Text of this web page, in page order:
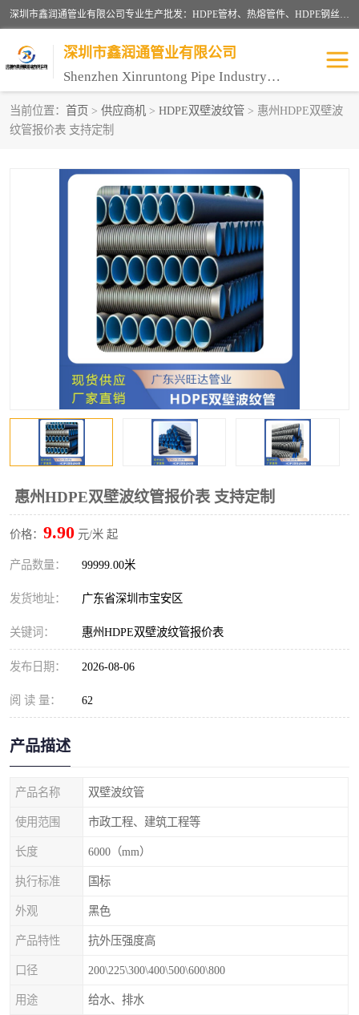
深圳市鑫润通管业有限公司专业生产批发：HDPE管材、热熔管件、HDPE钢丝骨架管、电熔管件、HDPE双壁波纹管、MPP电力管、井盖、PVC管材管件、PPR管材管件等；公司自创建以来，始终秉承“团结、务实、创新、守信”的服务宗旨，凭借专业的服务以及多年的勤奋拼搏，发展成为一家专业销售各种管材管件，绝缘电工套管及配件等系列产品的贸易公司。
深圳市鑫润通管业有限公司
Shenzhen Xinruntong Pipe Industry Co., Ltd
当前位置： 首页 > 供应商机 > HDPE双壁波纹管 > 惠州HDPE双壁波
纹管报价表 支持定制
惠州HDPE双壁波纹管报价表 支持定制
价格： 9.90 元/米 起
产品数量： 99999.00米
发货地址： 广东省深圳市宝安区
关键词： 惠州HDPE双壁波纹管报价表
发布日期： 2026-08-06
阅 读 量： 62
产品描述
产品名称 双壁波纹管
使用范围 市政工程、建筑工程等
长度 6000（mm）
执行标准 国标
外观 黑色
产品特性 抗外压强度高
口径 200\225\300\400\500\600\800
用途 给水、排水
HDPE管材给水管
HDPE双壁波纹管 HDPE电力通讯管
UPVC电力通讯管 MPP电力通信管
联塑PPR管
联塑家装红蓝线管